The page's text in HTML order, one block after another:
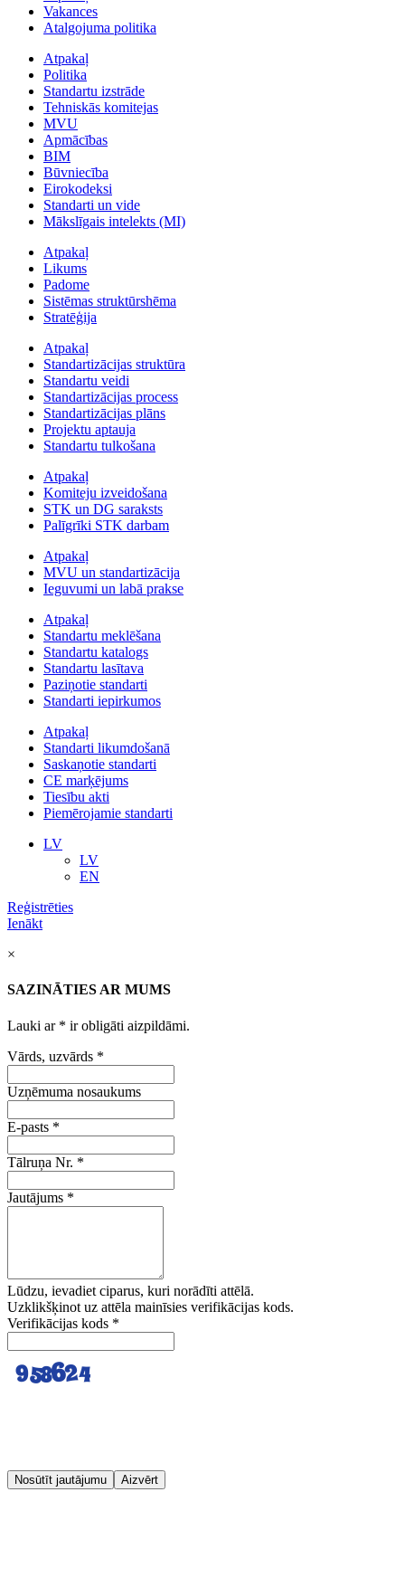
Vakances
Atalgojuma politika
Atpakaļ
Politika
Standartu izstrāde
Tehniskās komitejas
MVU
Apmācības
BIM
Būvniecība
Eirokodeksi
Standarti un vide
Mākslīgais intelekts (MI)
Atpakaļ
Likums
Padome
Sistēmas struktūrshēma
Stratēģija
Atpakaļ
Standartizācijas struktūra
Standartu veidi
Standartizācijas process
Standartizācijas plāns
Projektu aptauja
Standartu tulkošana
Atpakaļ
Komiteju izveidošana
STK un DG saraksts
Palīgrīki STK darbam
Atpakaļ
MVU un standartizācija
Ieguvumi un labā prakse
Atpakaļ
Standartu meklēšana
Standartu katalogs
Standartu lasītava
Paziņotie standarti
Standarti iepirkumos
Atpakaļ
Standarti likumdošanā
Saskaņotie standarti
CE marķējums
Tiesību akti
Piemērojamie standarti
LV
LV
EN
Reģistrēties
Ienākt
×
SAZINĀTIES AR MUMS
Lauki ar * ir obligāti aizpildāmi.
Vārds, uzvārds *
Uzņēmuma nosaukums
E-pasts *
Tālruņa Nr. *
Jautājums *
Lūdzu, ievadiet ciparus, kuri norādīti attēlā.
Uzklikšķinot uz attēla mainīsies verifikācijas kods.
Verifikācijas kods *
Nosūtīt jautājumu Aizvērt